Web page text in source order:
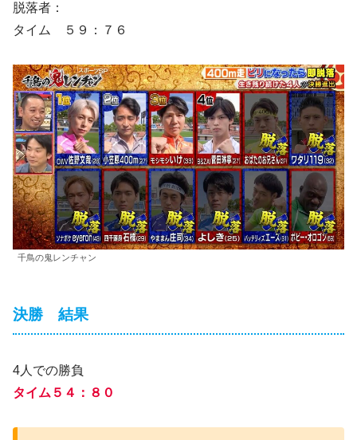
脱落者：
タイム ５９：７６
千鳥の鬼レンチャン
決勝 結果
4人での勝負
タイム５４：８０